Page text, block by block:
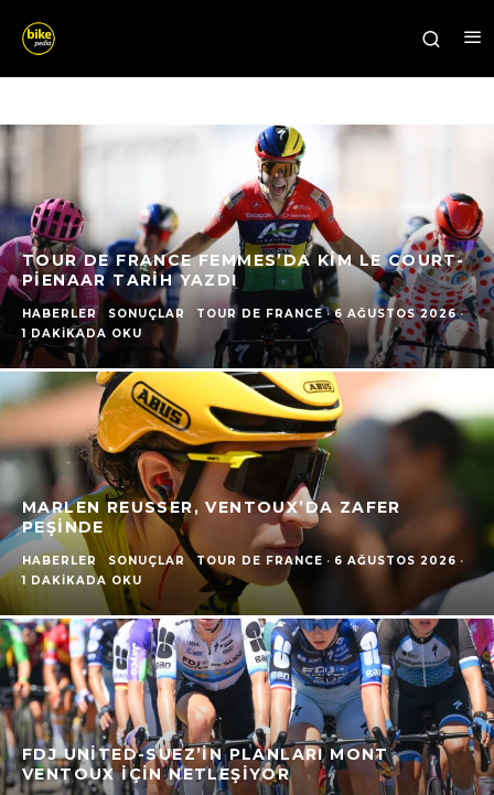
TOUR DE FRANCE FEMMES’DA KIM LE COURT-
PIENAAR TARIH YAZDI
HABERLER SONUÇLAR TOUR DE FRANCE · 6 AĞUSTOS 2026 ·
1 DAKIKADA OKU
MARLEN REUSSER, VENTOUX’DA ZAFER
PEŞINDE
HABERLER SONUÇLAR TOUR DE FRANCE · 6 AĞUSTOS 2026 ·
1 DAKIKADA OKU
FDJ UNITED-SUEZ’IN PLANLARI MONT
VENTOUX İÇIN NETLEŞIYOR